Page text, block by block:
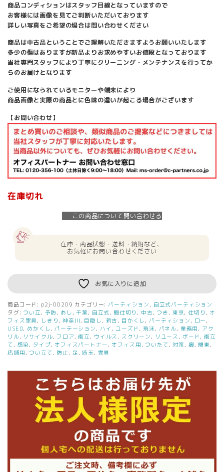
商品コンディションはスタッフ目線となっていますので
お客様には画像を見てご判断いただいております
詳しい写真をご希望の場合は問い合わせください
商品は中古品ということでご理解いただきますようお願いいたします
多少の傷はありますが新品よりお求めやすいお値段となっております
当社専門スタッフにより丁寧にクリーニング・メンテナンスを行ってか
らのお届けとなります
ご使用になられているモニターや端末により
商品画像と実際の商品とに色味の違いが起こる場合がございます
【お問い合わせ】
在庫切れ
この商品について問い合わせる
在庫・商品状態・送料・納期など、
お気軽にお問い合わせください
お気に入りに追加
商品コード: p2j-00209 カテゴリー:パーティション , 自立式パーティション
タグ: つい立 , 予防, あし ,千葉 , 自立式, 間仕切り , 中古 , つき , 東京,仕切り , オ
フィス家具 , しきり ,神奈川 , 目隠し , 新古 , 目かくし , パーティション , ロー ,
USED, めかくし,パーテーション , ハイ , ユーズド ,飛沫 , パネル, 業務用 , アク
リル, リサイクル, フロア ,衝立 , ウイルス , スクリーン , リユース , ボード ,衝立
て , 感染, タイプ, オフィスパートナー , オフィス用 , ついたて ,対策 , 脚, 関東 ,
店舗用 , つい立て , 防止 , 足 ,埼玉 , 家具